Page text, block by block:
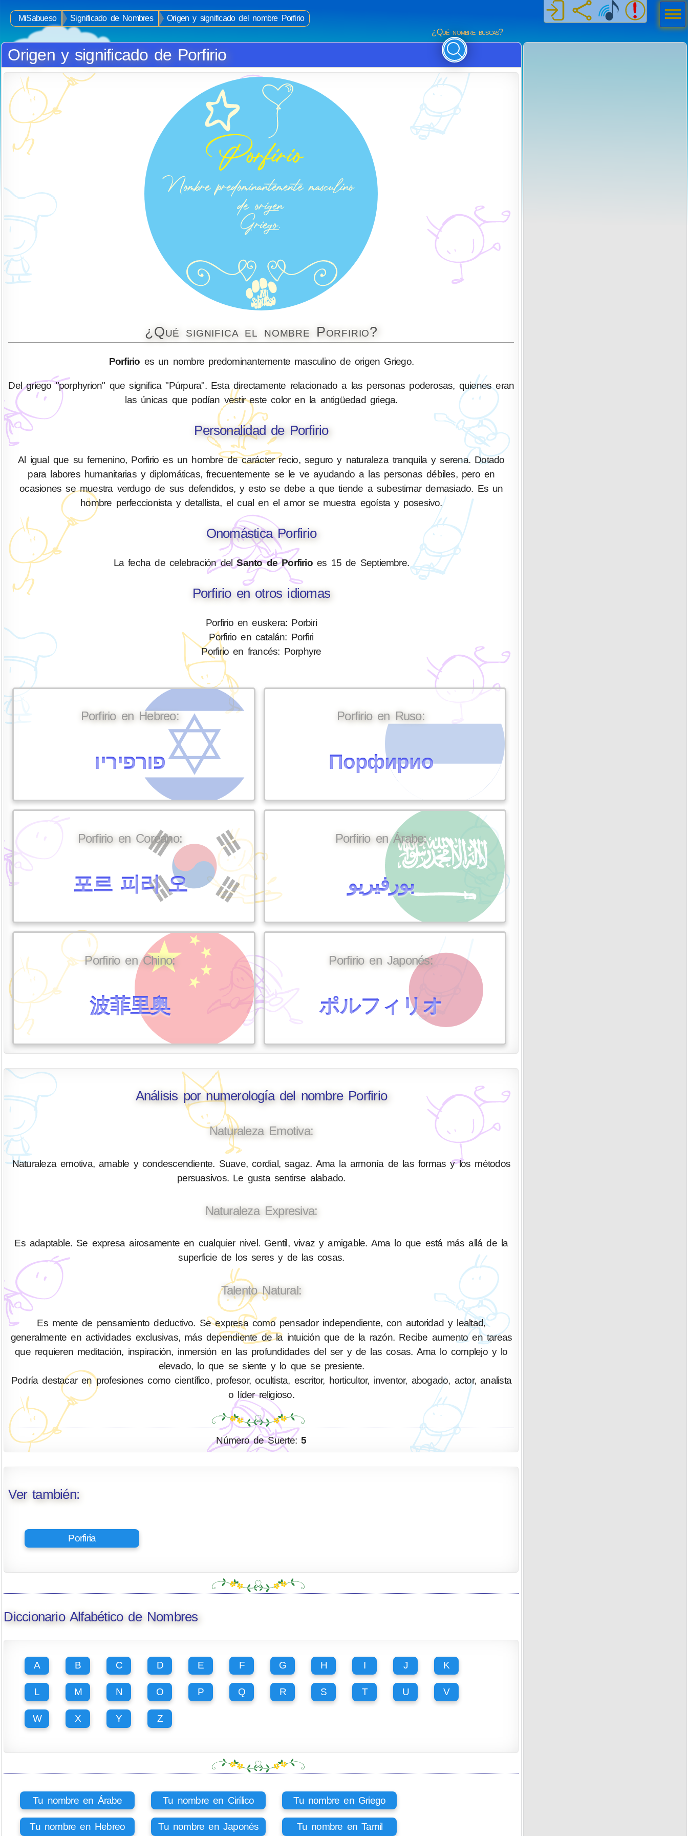
MiSabueso Significado de Nombres
Origen y significado del nombre Porfirio
¿Qué nombre buscas?
Origen y significado de Porfirio
¿Qué significa el nombre Porfirio?
Porfirio es un nombre predominantemente masculino de origen Griego.
Del griego "porphyrion" que significa "Púrpura". Esta directamente relacionado a las personas poderosas, quienes eran
las únicas que podían vestir este color en la antigüedad griega.
Personalidad de Porfirio
Al igual que su femenino, Porfirio es un hombre de carácter recio, seguro y naturaleza tranquila y serena. Dotado
para labores humanitarias y diplomáticas, frecuentemente se le ve ayudando a las personas débiles, pero en
ocasiones se muestra verdugo de sus defendidos, y esto se debe a que tiende a subestimar demasiado. Es un
hombre perfeccionista y detallista, el cual en el amor se muestra egoísta y posesivo.
Onomástica Porfirio
La fecha de celebración delSanto de Porfirioes 15 de Septiembre.
Porfirio en otros idiomas
Porfirio en euskera: Porbiri
Porfirio en catalán: Porfiri
Porfirio en francés: Porphyre
Porfirio en Hebreo:
פורפיריו
Porfirio en Ruso:
Порфирио
Porfirio en Coreano:
포르 피리 오
Porfirio en Árabe:
بورفيريو
Porfirio en Chino:
波菲里奥
Porfirio en Japonés:
ポルフィリオ
Análisis por numerología del nombre Porfirio
Naturaleza Emotiva:
Naturaleza emotiva, amable y condescendiente. Suave, cordial, sagaz. Ama la armonía de las formas y los métodos
persuasivos. Le gusta sentirse alabado.
Naturaleza Expresiva:
Es adaptable. Se expresa airosamente en cualquier nivel. Gentil, vivaz y amigable. Ama lo que está más allá de la
superficie de los seres y de las cosas.
Talento Natural:
Es mente de pensamiento deductivo. Se expresa como pensador independiente, con autoridad y lealtad,
generalmente en actividades exclusivas, más dependiente de la intuición que de la razón. Recibe aumento en tareas
que requieren meditación, inspiración, inmersión en las profundidades del ser y de las cosas. Ama lo complejo y lo
elevado, lo que se siente y lo que se presiente.
Podría destacar en profesiones como científico, profesor, ocultista, escritor, horticultor, inventor, abogado, actor, analista
o líder religioso.
Número de Suerte:5
Ver también:
Porfiria
Diccionario Alfabético de Nombres
A B C D E F G H I J K
L M N O P Q R S T U V
W X Y Z
Tu nombre en Árabe Tu nombre en Cirílico Tu nombre en Griego
Tu nombre en Hebreo Tu nombre en Japonés Tu nombre en Tamil
Men
ú